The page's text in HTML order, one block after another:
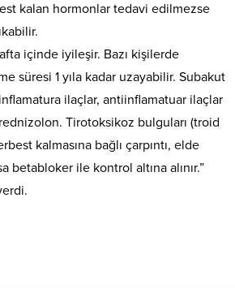
kalan hormonlar tedavi edilmezse
içinde iyileşir. Bazı kişilerde
süresi 1 yıla kadar uzayabilir. Subakut
ilaçlar, antiinflamatuar ilaçlar
Tirotoksikoz bulguları (troid
kalmasına bağlı çarpıntı, elde
betabloker ile kontrol altına alınır.”